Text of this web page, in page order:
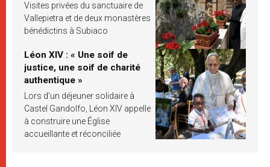
Visites privées du sanctuaire de
Vallepietra et de deux monastères
bénédictins à Subiaco
Léon XIV : « Une soif de
justice, une soif de charité
authentique »
Lors d’un déjeuner solidaire à
Castel Gandolfo, Léon XIV appelle
à construire une Église
accueillante et réconciliée